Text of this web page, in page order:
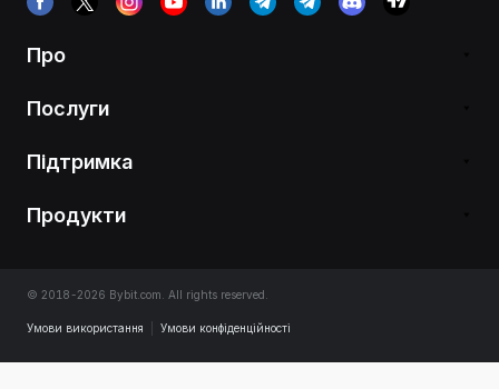
Про
Послуги
Підтримка
Продукти
© 2018-2026 Bybit.com. All rights reserved.
Умови використання Умови конфіденційності